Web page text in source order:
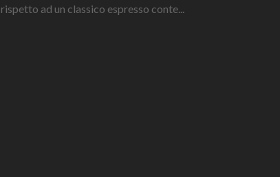
rispetto ad un classico espresso conte...